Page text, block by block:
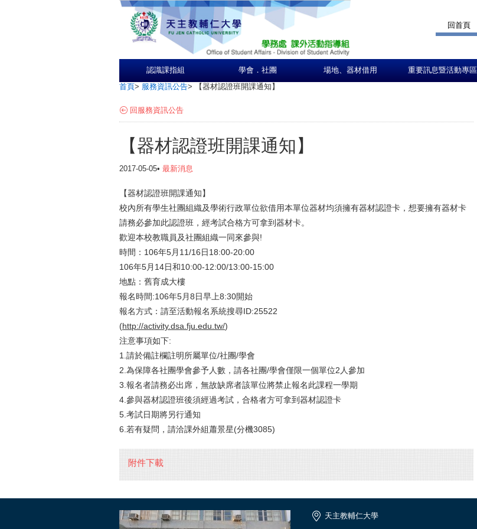
回首頁
認識課指組 學會．社團 場地、器材借用 重要訊息暨活動專區
首頁> 服務資訊公告> 【器材認證班開課通知】
回服務資訊公告
【器材認證班開課通知】
2017-05-05• 最新消息
【器材認證班開課通知】
校內所有學生社團組織及學術行政單位欲借用本單位器材均須擁有器材認證卡，想要擁有器材卡
請務必參加此認證班，經考試合格方可拿到器材卡。
歡迎本校教職員及社團組織一同來參與!
時間：106年5月11/16日18:00-20:00
106年5月14日和10:00-12:00/13:00-15:00
地點：舊育成大樓
報名時間:106年5月8日早上8:30開始
報名方式：請至活動報名系統搜尋ID:25522
(http://activity.dsa.fju.edu.tw/)
注意事項如下:
1.請於備註欄註明所屬單位/社團/學會
2.為保障各社團學會參予人數，請各社團/學會僅限一個單位2人參加
3.報名者請務必出席，無故缺席者該單位將禁止報名此課程一學期
4.參與器材認證班後須經過考試，合格者方可拿到器材認證卡
5.考試日期將另行通知
6.若有疑問，請洽課外組蕭景星(分機3085)
附件下載
天主教輔仁大學